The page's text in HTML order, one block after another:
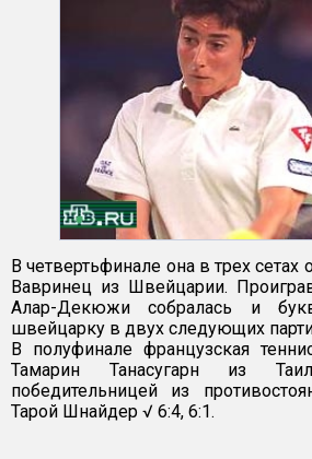
В четвертьфинале она в трех
Вавринец из Швейцарии.
Алар-Декюжи собралась и
швейцарку в двух следующих
В полуфинале французская
Тамарин Танасугарн из
победительницей из
Тарой Шнайдер √ 6:4, 6:1.